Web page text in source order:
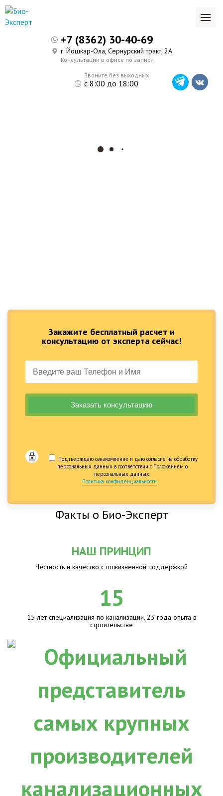
Закажите бесплатный расчет и
консультацию от эксперта сейчас!
Подтверждаю ознакомление и даю согласие на обработку
персональных данных в соответствии с Положением о
персональных данных.
Политика конфиденциальности
Звоните без выходных
с 8:00 до 18:00
+7 (8362) 30-40-69
г. Йошкар-Ола, Сернурский тракт, 2А
Консультации в офисе по записи
Факты о Био-Эксперт
НАШ ПРИНЦИП
Честность и качество с пожизненной поддержкой
15
15 лет специализация по канализации, 23 года опыта в
строительстве